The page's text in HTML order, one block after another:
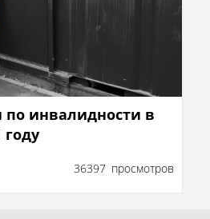
по инвалидности в
году
36397 просмотров